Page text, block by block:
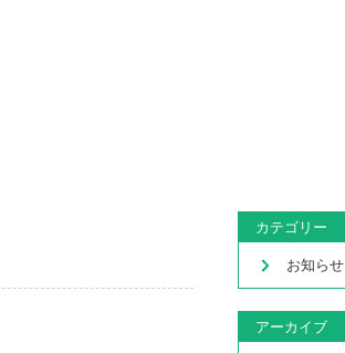
カテゴリー
お知らせ
アーカイブ